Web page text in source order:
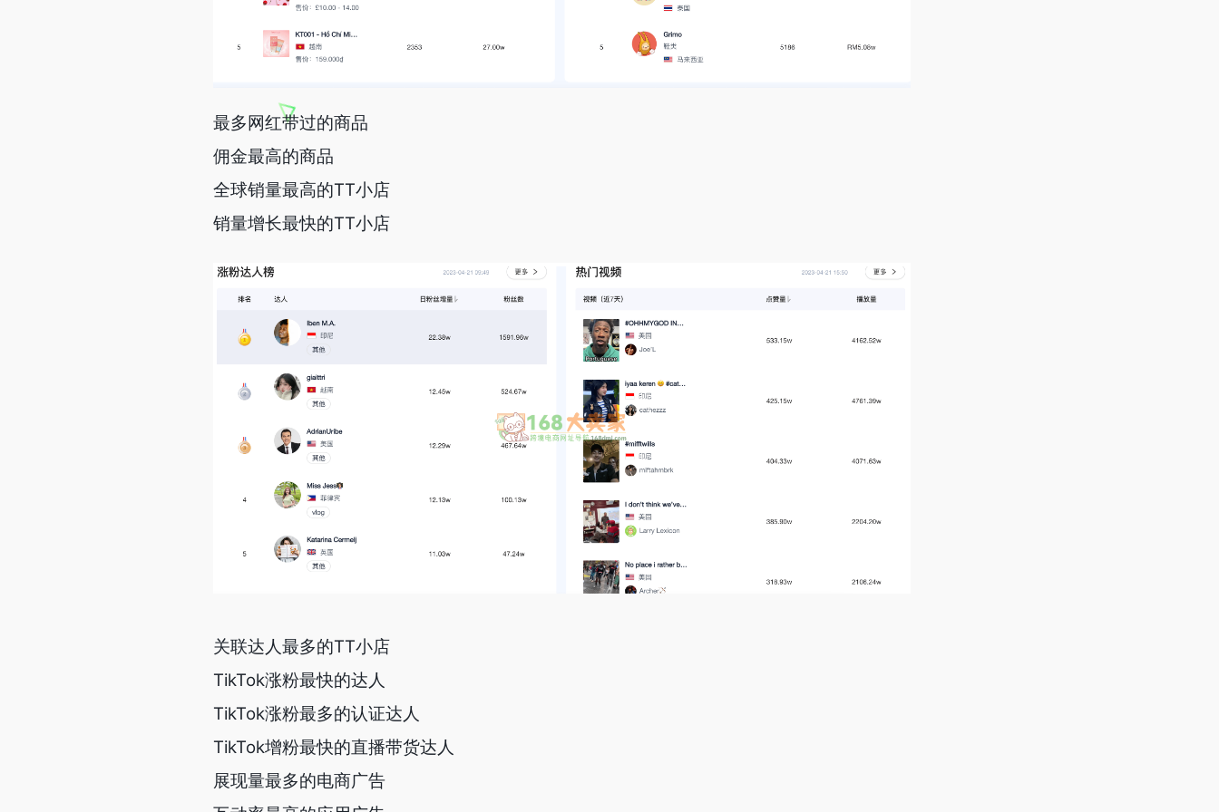
最多网红带过的商品
佣金最高的商品
全球销量最高的TT小店
销量增长最快的TT小店
关联达人最多的TT小店
TikTok涨粉最快的达人
TikTok涨粉最多的认证达人
TikTok增粉最快的直播带货达人
展现量最多的电商广告